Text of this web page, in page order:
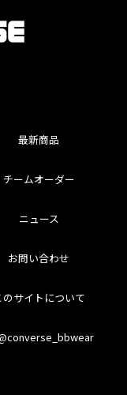
最新商品
チームオーダー
ニュース
お問い合わせ
のサイトについて